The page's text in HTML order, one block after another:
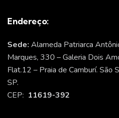
Endereço:
Sede: Alameda Patriarca
Marques, 330 – Galeria Dois
Flat.12 – Praia de Camburí. São
SP.
CEP: 11619-392